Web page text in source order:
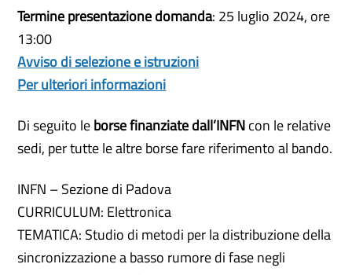
Termine presentazione domanda: 25 luglio 2024, ore
13:00
Avviso di selezione e istruzioni
Per ulteriori informazioni
Di seguito leborse finanziate dall’INFNcon le relative
sedi, per tutte le altre borse fare riferimento al bando.
INFN – Sezione di Padova
CURRICULUM: Elettronica
TEMATICA: Studio di metodi per la distribuzione della
sincronizzazione a basso rumore di fase negli